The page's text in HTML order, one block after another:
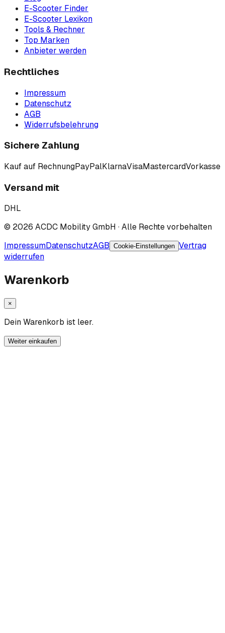
E-Scooter Finder
E-Scooter Lexikon
Tools & Rechner
Top Marken
Anbieter werden
Rechtliches
Impressum
Datenschutz
AGB
Widerrufsbelehrung
Sichere Zahlung
Kauf auf RechnungPayPalKlarnaVisaMastercardVorkasse
Versand mit
DHL
© 2026 ACDC Mobility GmbH · Alle Rechte vorbehalten
ImpressumDatenschutzAGB Cookie-Einstellungen Vertrag
widerrufen
Warenkorb
×
Dein Warenkorb ist leer.
Weiter einkaufen